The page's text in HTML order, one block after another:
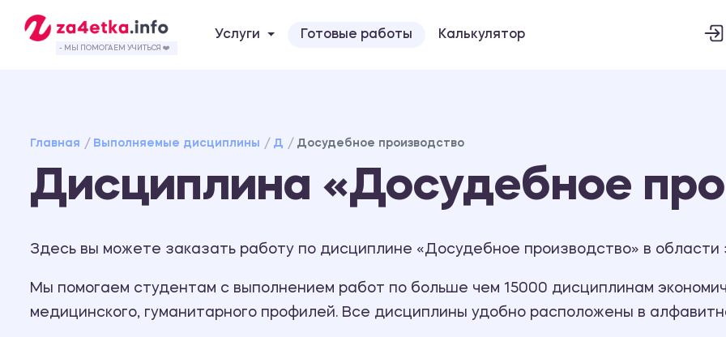
- МЫ ПОМОГАЕМ УЧИТЬСЯ ❤️
Услуги Готовые работы Калькулятор
Главная Выполняемые дисциплины Д Досудебное производство
Дисциплина «Досудебное
Здесь вы можете заказать работу по дисциплине «Досудебное производство» в области
Мы помогаем студентам с выполнением работ по больше чем 15000 дисциплинам
медицинского, гуманитарного профилей. Все дисциплины удобно расположены в